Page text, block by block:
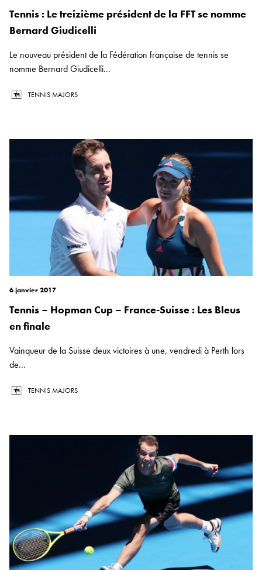
Tennis : Le treizième président de la FFT se nomme
Bernard Giudicelli
Le nouveau président de la Fédération française de tennis se
nomme Bernard Giudicelli...
TENNIS MAJORS
6 janvier 2017
Tennis – Hopman Cup – France-Suisse : Les Bleus
en finale
Vainqueur de la Suisse deux victoires à une, vendredi à Perth lors
de...
TENNIS MAJORS